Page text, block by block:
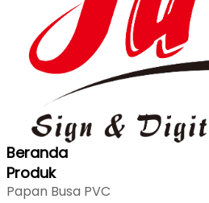
Beranda
Produk
Papan Busa PVC